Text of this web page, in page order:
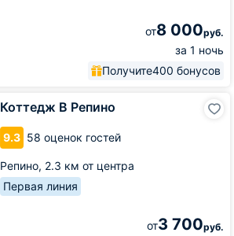
от8 000руб.
за 1 ночь
Получите400 бонусов
Коттедж В Репино
9.3 58 оценок гостей
Репино, 2.3 км от центра
Первая линия
от3 700руб.